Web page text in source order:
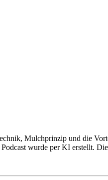
Mulchprinzip und die
wurde per KI erstellt.